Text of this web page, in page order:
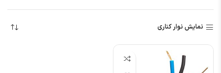
نمایش نوار کناری